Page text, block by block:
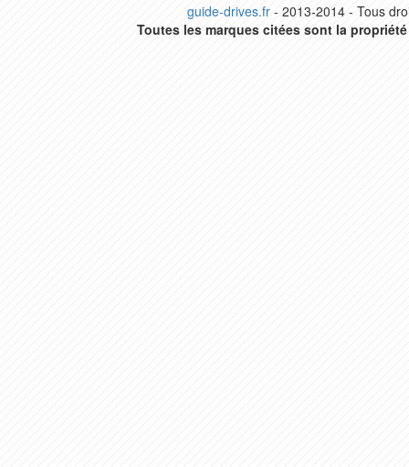
guide-drives.fr - 2013-2014 - Tous
Toutes les marques citées sont la